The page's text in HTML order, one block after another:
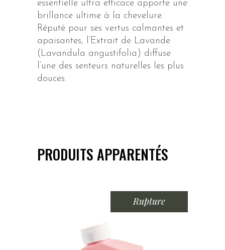
essentielle ultra efficace apporte une
brillance ultime à la chevelure.
Réputé pour ses vertus calmantes et
apaisantes, l’Extrait de Lavande
(Lavandula angustifolia) diffuse
l’une des senteurs naturelles les plus
douces.
PRODUITS APPARENTÉS
Rupture